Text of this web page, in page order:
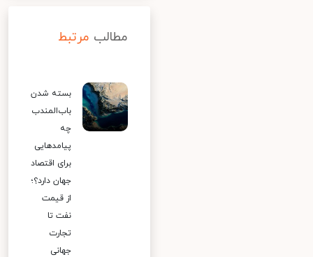
مطالب مرتبط
بسته شدن
باب‌المندب
چه
پیامدهایی
برای اقتصاد
جهان دارد؟؛
از قیمت
نفت تا
تجارت
جهانی